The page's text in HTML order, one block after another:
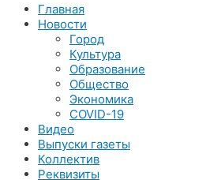
Главная
Новости
Город
Культура
Образование
Общество
Экономика
COVID-19
Видео
Выпуски газеты
Коллектив
Реквизиты